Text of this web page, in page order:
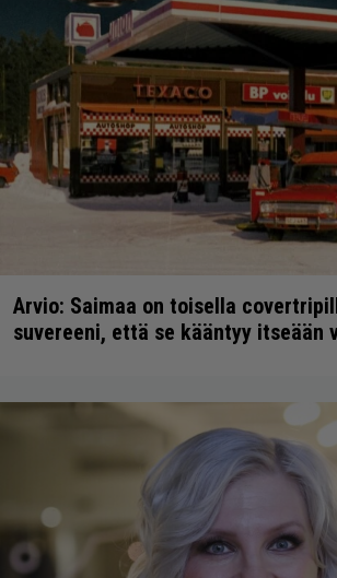
Arvio: Saimaa on toisella
suvereeni, että se kääntyy itseään